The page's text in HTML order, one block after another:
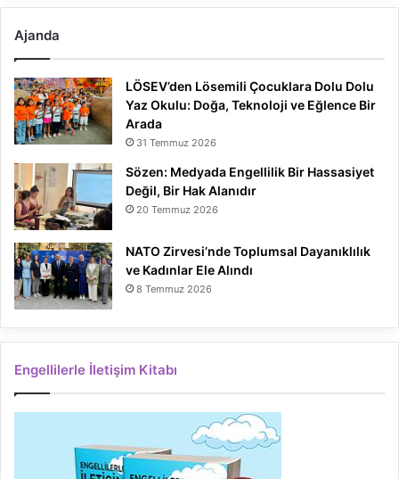
Ajanda
LÖSEV’den Lösemili Çocuklara Dolu Dolu
Yaz Okulu: Doğa, Teknoloji ve Eğlence Bir
Arada
31 Temmuz 2026
Sözen: Medyada Engellilik Bir Hassasiyet
Değil, Bir Hak Alanıdır
20 Temmuz 2026
NATO Zirvesi’nde Toplumsal Dayanıklılık
ve Kadınlar Ele Alındı
8 Temmuz 2026
Engellilerle İletişim Kitabı